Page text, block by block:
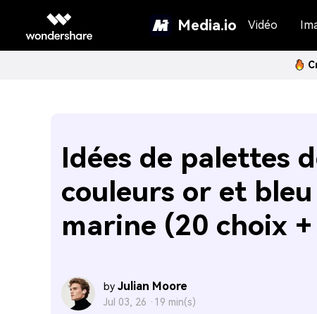
Media.io Vidéo
Idées de palettes
couleurs or et bleu
marine (20 choix
by Julian Moore
Jul 03, 26 · 19 min(s)